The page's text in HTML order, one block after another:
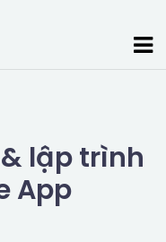
lập trình
App